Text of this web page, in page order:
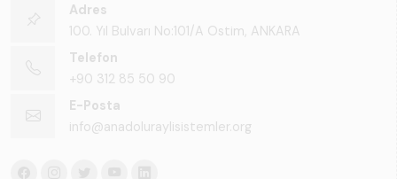
Adres
100. Yıl Bulvarı No:101/A Ostim, ANKARA
Telefon
+90 312 85 50 90
E-Posta
info@anadoluraylisistemler.org